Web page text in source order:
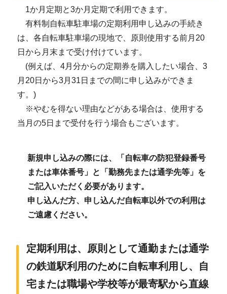
1か月定期と3か月定期で利用できます。
有料制自転車駐車場の定期利用申し込みの手続き
は、各自転車駐車場の現地で、原則使用する前月20
日から月末まで受け付けています。
(例えば、4月分からの定期券を購入したい場合、3
月20日から3月31日までの間に申し込みができま
す。)
※やむを得ない理由などがある場合は、使用する
当月の5日まで受付を行う場合もございます。
新規申し込みの際には、「自転車の防犯登録番号
または車体番号」と「勤務先または通学先等」を
ご記入いただく必要があります。
申し込んだ方、申し込んだ自転車以外での利用は
ご遠慮ください。
定期利用は、原則として通勤または通学
の鉄道駅利用のために自転車利用し、自
宅または職場や学校等が最寄駅から直線